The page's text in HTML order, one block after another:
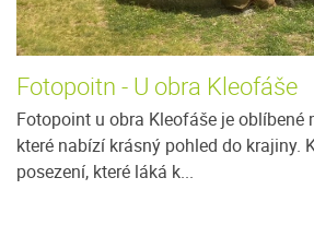
Fotopoitn - U obra Kleofáše
Fotopoint u obra Kleofáše je oblíbené
které nabízí krásný pohled do krajiny.
posezení, které láká k...